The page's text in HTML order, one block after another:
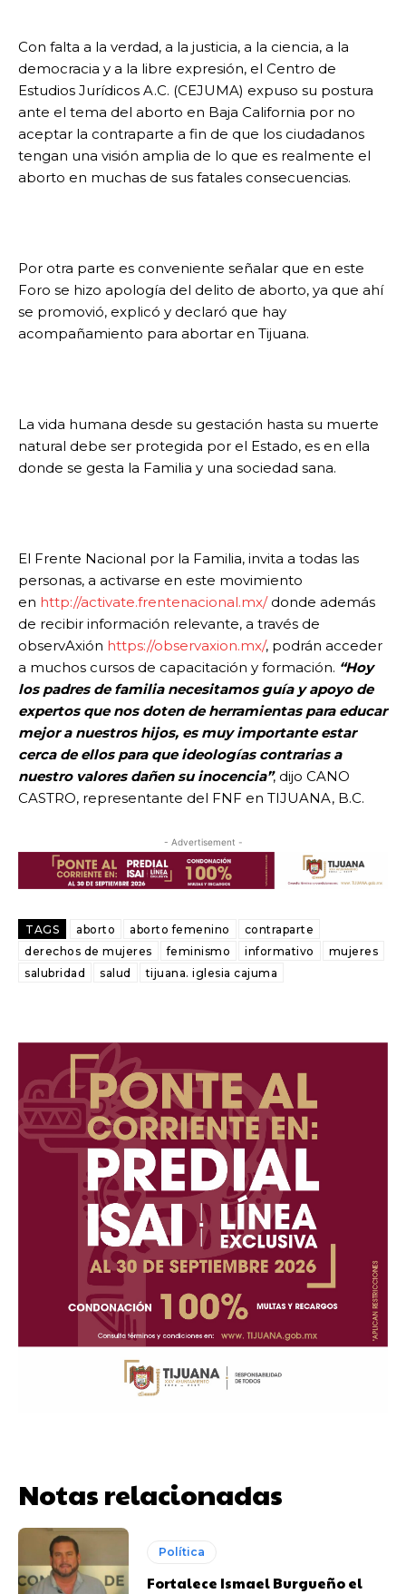
Con falta a la verdad, a la justicia, a la ciencia, a la
democracia y a la libre expresión, el Centro de
Estudios Jurídicos A.C. (CEJUMA) expuso su postura
ante el tema del aborto en Baja California por no
aceptar la contraparte a fin de que los ciudadanos
tengan una visión amplia de lo que es realmente el
aborto en muchas de sus fatales consecuencias.
Por otra parte es conveniente señalar que en este
Foro se hizo apología del delito de aborto, ya que ahí
se promovió, explicó y declaró que hay
acompañamiento para abortar en Tijuana.
La vida humana desde su gestación hasta su muerte
natural debe ser protegida por el Estado, es en ella
donde se gesta la Familia y una sociedad sana.
El Frente Nacional por la Familia, invita a todas las
personas, a activarse en este movimiento
en http://activate.frentenacional.mx/donde además
de recibir información relevante, a través de
observAxión https://observaxion.mx/, podrán acceder
a muchos cursos de capacitación y formación. “Hoy
los padres de familia necesitamos guía y apoyo de
expertos que nos doten de herramientas para educar
mejor a nuestros hijos, es muy importante estar
cerca de ellos para que ideologías contrarias a
nuestro valores dañen su inocencia”, dijo CANO
CASTRO, representante del FNF en TIJUANA, B.C.
- Advertisement -
TAGS aborto aborto femenino
contraparte
derechos de mujeres
feminismo informativo
mujeres
salubridad
salud tijuana. iglesia cajuma
Notas relacionadas
Política
Fortalece Ismael Burgueño el